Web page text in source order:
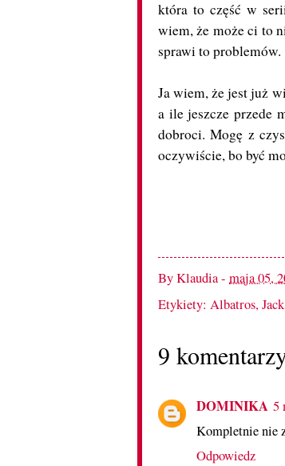
która to część w
wiem, że może ci to
sprawi to problemów.
Ja wiem, że jest już
a ile jeszcze przede
dobroci. Mogę z
oczywiście, bo być
ByKlaudia- maja 05,
Etykiety: Albatros,
9
DOMINIKA 5
Kompletnie nie
Odpowiedz